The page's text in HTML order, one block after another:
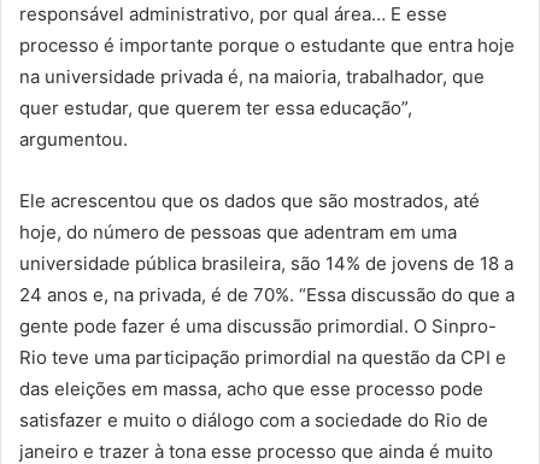
responsável administrativo, por qual área… E esse
processo é importante porque o estudante que entra hoje
na universidade privada é, na maioria, trabalhador, que
quer estudar, que querem ter essa educação”,
argumentou.
Ele acrescentou que os dados que são mostrados, até
hoje, do número de pessoas que adentram em uma
universidade pública brasileira, são 14% de jovens de 18 a
24 anos e, na privada, é de 70%. “Essa discussão do que a
gente pode fazer é uma discussão primordial. O Sinpro-
Rio teve uma participação primordial na questão da CPI e
das eleições em massa, acho que esse processo pode
satisfazer e muito o diálogo com a sociedade do Rio de
janeiro e trazer à tona esse processo que ainda é muito